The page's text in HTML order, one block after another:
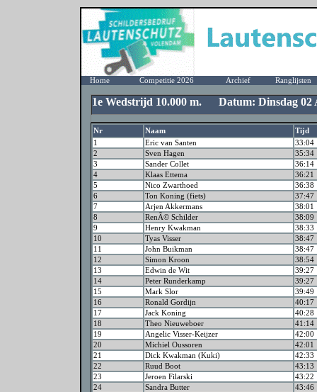
Home Competitie 2026 Archief Ranglijsten
1e Wedstrijd 10.000 m. Datum: Dinsdag 02
Nr Naam
Tijd
1
Eric van Santen
33:04
2
Sven Hagen
35:34
3
Sander Collet
36:14
4
Klaas Ettema
36:21
5
Nico Zwarthoed
36:38
6
Ton Koning (fiets)
37:47
7
Arjen Akkermans
38:01
8
RenÃ© Schilder
38:09
9
Henry Kwakman
38:33
10
Tyas Visser
38:47
11
John Buikman
38:47
12
Simon Kroon
38:54
13
Edwin de Wit
39:27
14
Peter Runderkamp
39:27
15
Mark Slor
39:49
16
Ronald Gordijn
40:17
17
Jack Koning
40:28
18
Theo Nieuweboer
41:14
19
Angelic Visser-Keijzer
42:00
20
Michiel Oussoren
42:01
21
Dick Kwakman (Kuki)
42:33
22
Ruud Boot
43:13
23
Jeroen Filarski
43:22
24
Sandra Butter
43:46